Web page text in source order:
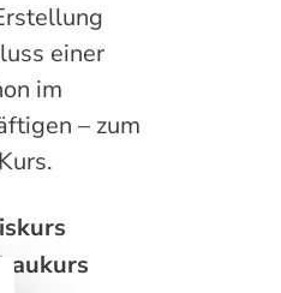
einer
im
– zum